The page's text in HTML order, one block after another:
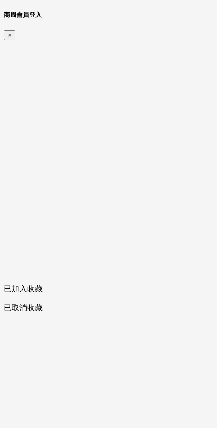
商周會員登入
×
已加入收藏
已取消收藏